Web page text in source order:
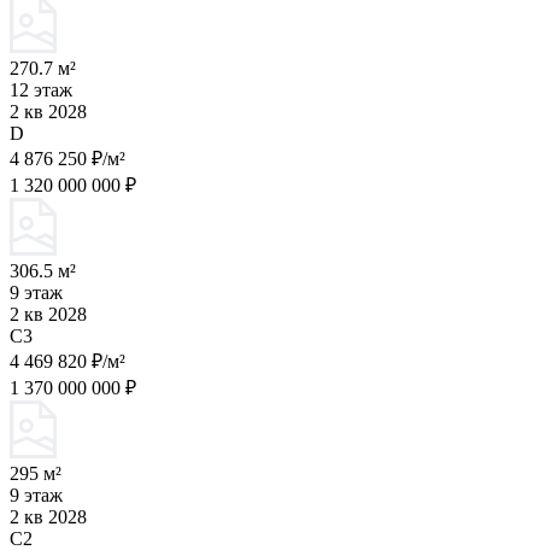
270.7 м²
12 этаж
2 кв 2028
D
4 876 250 ₽/м²
1 320 000 000 ₽
306.5 м²
9 этаж
2 кв 2028
C3
4 469 820 ₽/м²
1 370 000 000 ₽
295 м²
9 этаж
2 кв 2028
C2